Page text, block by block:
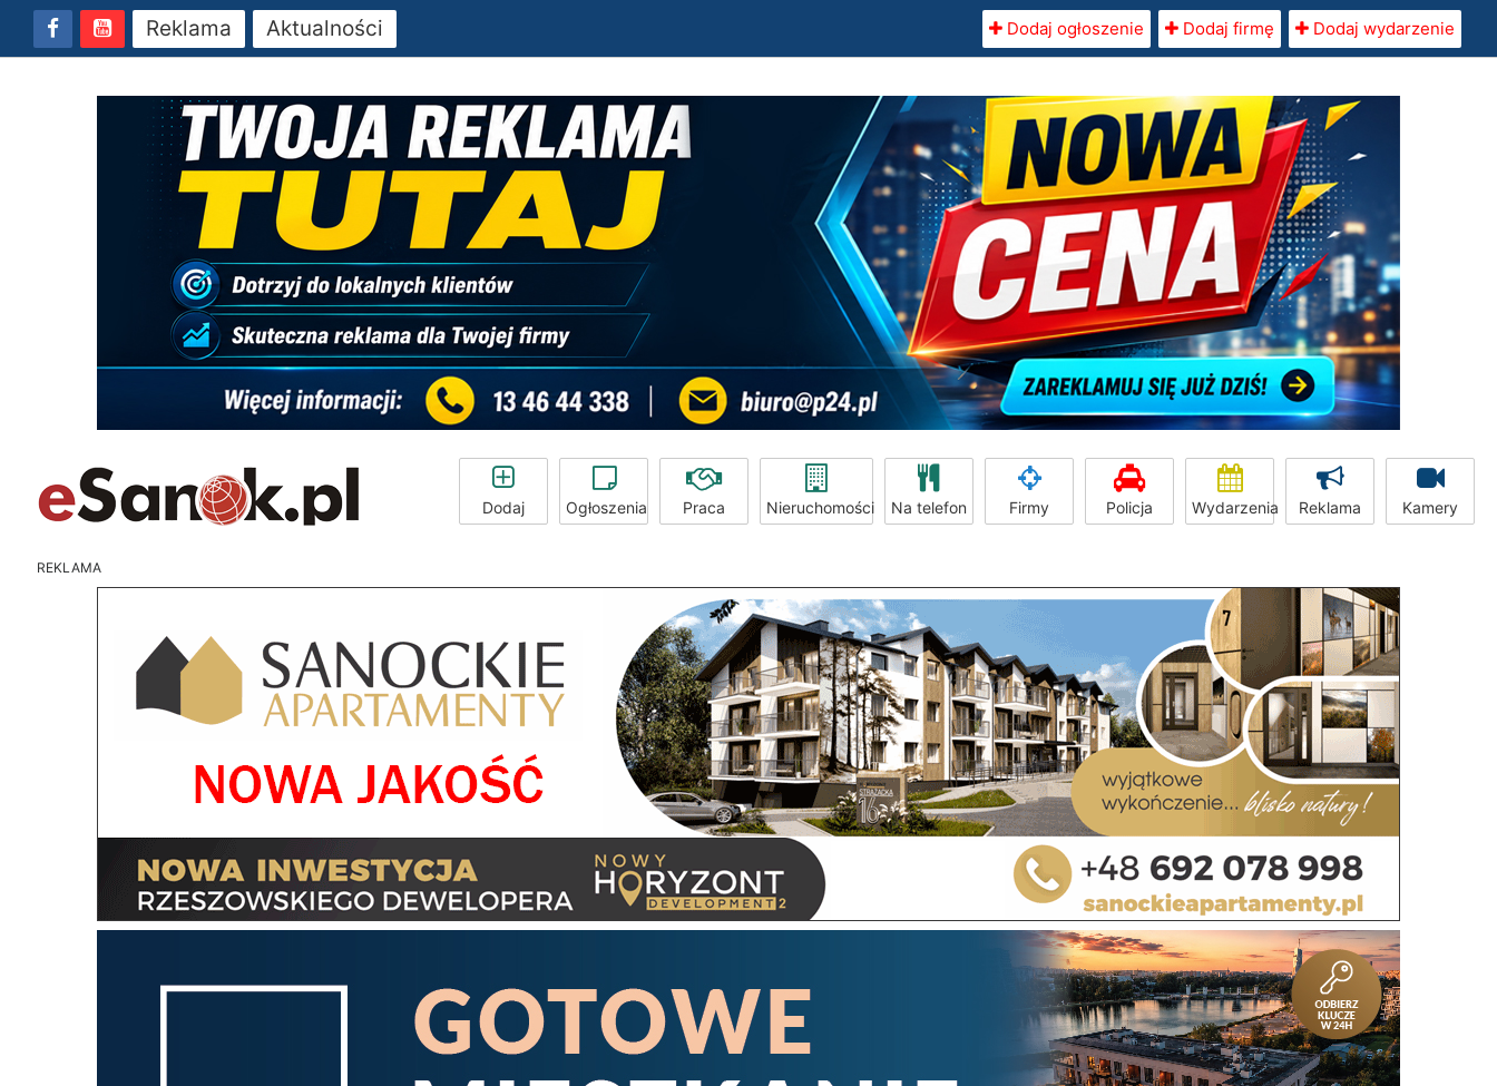
Reklama Aktualności Dodaj ogłoszenie Dodaj firmę Dodaj wydarzenie
Dodaj Ogłoszenia Praca Nieruchomości Na telefon Firmy Policja Wydarzenia Reklama Kamery
REKLAMA